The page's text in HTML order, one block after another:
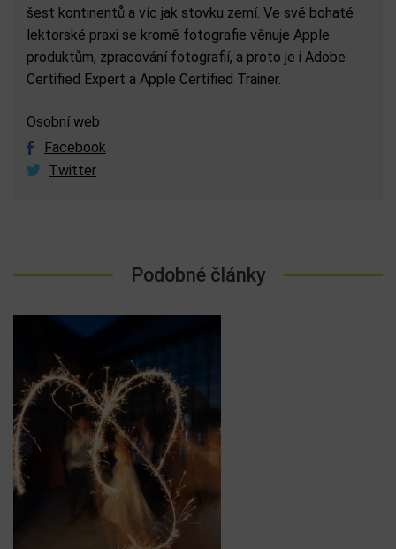
šest kontinentů a víc jak stovku zemí. Ve své bohaté
lektorské praxi se kromě fotografie věnuje Apple
produktům, zpracování fotografií, a proto je i Adobe
Certified Expert a Apple Certified Trainer.
Osobní web
Facebook
Twitter
Podobné články